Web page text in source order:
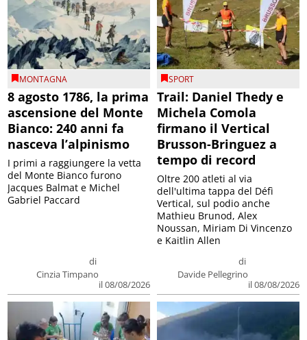
MONTAGNA
8 agosto 1786, la prima
ascensione del Monte
Bianco: 240 anni fa
nasceva l’alpinismo
di
Cinzia Timpano
il 08/08/2026
I primi a raggiungere la vetta
del Monte Bianco furono
Jacques Balmat e Michel
Gabriel Paccard
SPORT
Trail: Daniel Thedy e
Michela Comola
firmano il Vertical
Brusson-Bringuez a
tempo di record
di
Davide Pellegrino
il 08/08/2026
Oltre 200 atleti al via
dell'ultima tappa del Défì
Vertical, sul podio anche
Mathieu Brunod, Alex
Noussan, Miriam Di Vincenzo
e Kaitlin Allen